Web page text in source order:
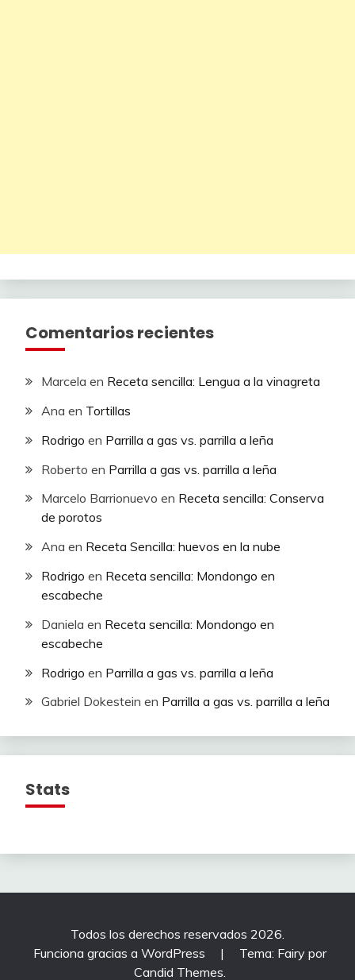
Comentarios recientes
Marcela en Receta sencilla: Lengua a la vinagreta
Ana en Tortillas
Rodrigo en Parrilla a gas vs. parrilla a leña
Roberto en Parrilla a gas vs. parrilla a leña
Marcelo Barrionuevo en Receta sencilla: Conserva
de porotos
Ana en Receta Sencilla: huevos en la nube
Rodrigo en Receta sencilla: Mondongo en
escabeche
Daniela en Receta sencilla: Mondongo en
escabeche
Rodrigo en Parrilla a gas vs. parrilla a leña
Gabriel Dokestein en Parrilla a gas vs. parrilla a leña
Stats
Todos los derechos reservados 2026.
Funciona gracias a WordPress
|
Tema: Fairy por
Candid Themes.